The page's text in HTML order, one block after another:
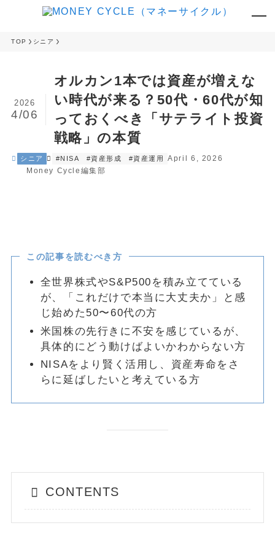
TOP シニア
オルカン1本では資産が増えな
い時代が来る？50代・60代が知
っておくべき「サテライト投資
戦略」の本質
2026
4/06
シニア #NISA #資産形成 #資産運用
April 6, 2026
Money Cycle編集部
この記事を読むべき方
全世界株式やS&P500を積み立てている
が、「これだけで本当に大丈夫か」と感
じ始めた50〜60代の方
米国株の先行きに不安を感じているが、
具体的にどう動けばよいかわからない方
NISAをより賢く活用し、資産寿命をさ
らに延ばしたいと考えている方
CONTENTS